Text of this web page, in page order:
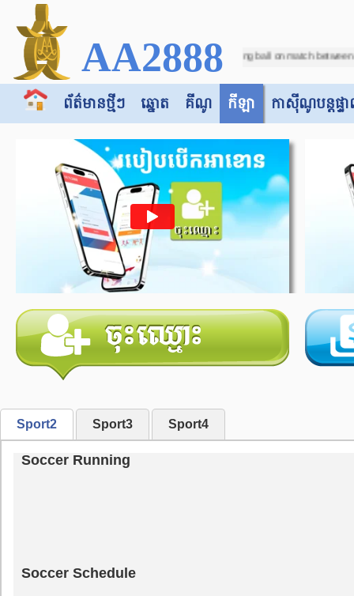
AA2888
score (VAR Check) in running ball on match between "Botswana -vs- DR
ព័ត៌មានថ្មីៗ ឆ្នោត គីណូ កីឡា កាស៊ី​​ណូបន្តផ្ទ
Sport2 Sport3 Sport4